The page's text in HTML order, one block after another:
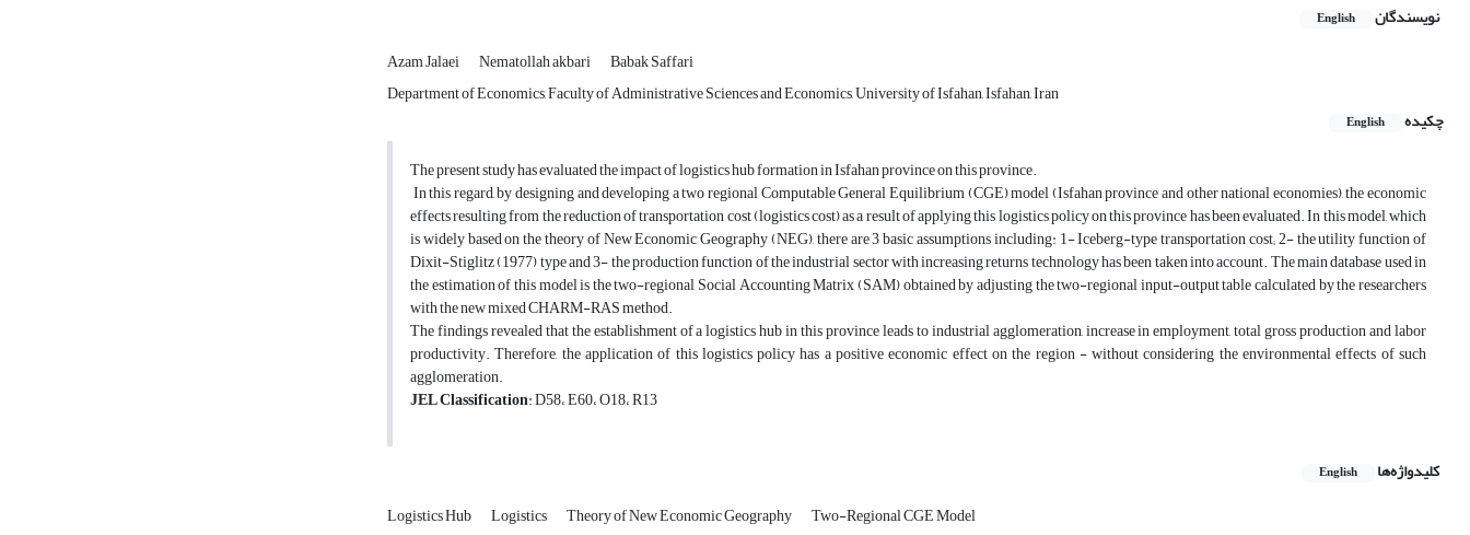
نویسندگان English
Azam Jalaei Nematollah akbari
Babak Saffari
Department of Economics, Faculty of Administrative Sciences and Economics, University of Isfahan, Isfahan, Iran
چکیده
English
The present study has evaluated the impact of logistics hub formation in Isfahan province on this province.
In this regard, by designing and developing a two regional Computable General Equilibrium (CGE) model (Isfahan province and other national economies), the economic
effects resulting from the reduction of transportation cost (logistics cost) as a result of applying this logistics policy on this province has been evaluated. In this model, which
is widely based on the theory of New Economic Geography (NEG), there are 3 basic assumptions including: 1- Iceberg-type transportation cost; 2- the utility function of
Dixit-Stiglitz (1977) type and 3- the production function of the industrial sector with increasing returns technology has been taken into account. The main database used in
the estimation of this model is the two-regional Social Accounting Matrix (SAM) obtained by adjusting the two-regional input-output table calculated by the researchers
with the new mixed CHARM-RAS method.
The findings revealed that the establishment of a logistics hub in this province leads to industrial agglomeration, increase in employment, total gross production and labor
productivity. Therefore, the application of this logistics policy has a positive economic effect on the region - without considering the environmental effects of such
agglomeration.
JEL Classification: D58، E60، O18، R13
کلیدواژه‌ها English
Logistics Hub Logistics Theory of New Economic Geography Two-Regional CGE Model